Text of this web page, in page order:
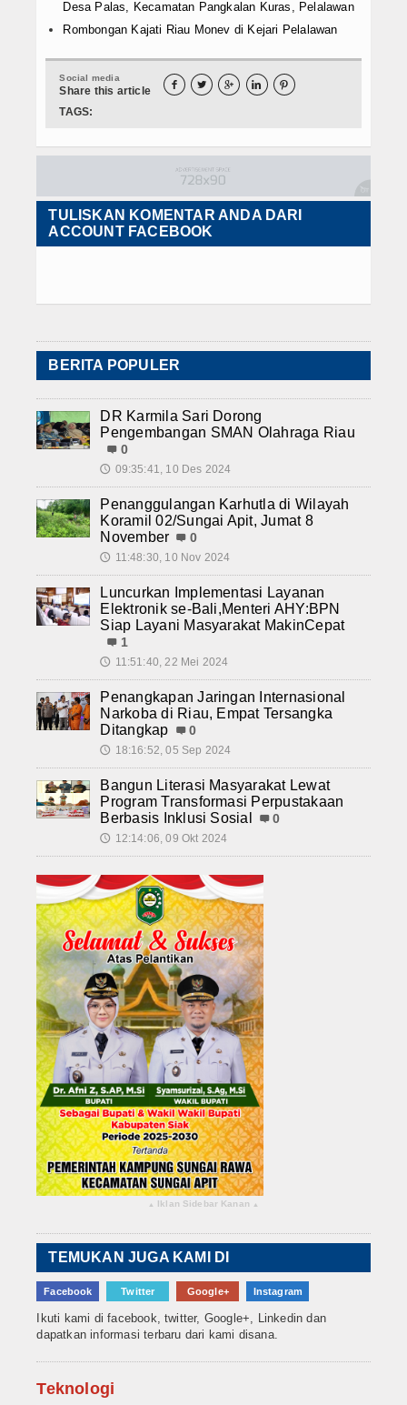
Desa Palas, Kecamatan Pangkalan Kuras, Pelalawan
Rombongan Kajati Riau Monev di Kejari Pelalawan
Social media
Share this article     
TAGS:
TULISKAN KOMENTAR ANDA DARI
ACCOUNT FACEBOOK
BERITA POPULER
DR Karmila Sari Dorong
Pengembangan SMAN Olahraga Riau
0
🕔 09:35:41, 10 Des 2024
Penanggulangan Karhutla di Wilayah
Koramil 02/Sungai Apit, Jumat 8
November
0
🕔 11:48:30, 10 Nov 2024
Luncurkan Implementasi Layanan
Elektronik se-Bali,Menteri AHY:BPN
Siap Layani Masyarakat MakinCepat
1
🕔 11:51:40, 22 Mei 2024
Penangkapan Jaringan Internasional
Narkoba di Riau, Empat Tersangka
Ditangkap
0
🕔 18:16:52, 05 Sep 2024
Bangun Literasi Masyarakat Lewat
Program Transformasi Perpustakaan
Berbasis Inklusi Sosial
0
🕔 12:14:06, 09 Okt 2024
▴ Iklan Sidebar Kanan ▴
TEMUKAN JUGA KAMI DI
Facebook Twitter Google+ Instagram
Ikuti kami di facebook, twitter, Google+, Linkedin dan
dapatkan informasi terbaru dari kami disana.
Teknologi